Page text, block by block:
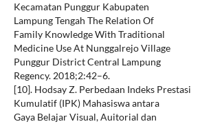
Kecamatan Punggur Kabupaten
Lampung Tengah The Relation Of
Family Knowledge With Traditional
Medicine Use At Nunggalrejo Village
Punggur District Central Lampung
Regency. 2018;2:42–6.
[10]. Hodsay Z. Perbedaan Indeks Prestasi
Kumulatif (IPK) Mahasiswa antara
Gaya Belajar Visual, Auitorial dan